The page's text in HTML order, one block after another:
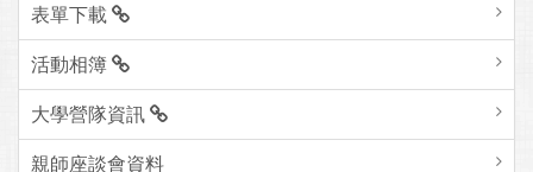
表單下載
活動相簿
大學營隊資訊
親師座談會資料